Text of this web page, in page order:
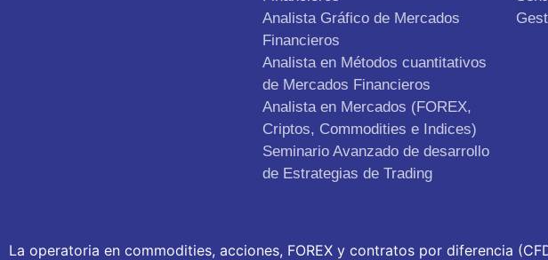
Analista Gráfico de Mercados
Financieros
Analista en Métodos cuantitativos
de Mercados Financieros
Analista en Mercados (FOREX,
Criptos, Commodities e Indices)
Seminario Avanzado de desarrollo
de Estrategias de Trading
La operatoria en commodities, acciones, FOREX y contratos por diferencia